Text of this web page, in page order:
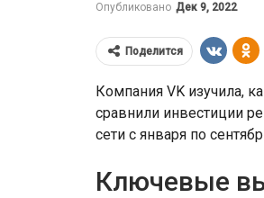
Опубликовано Дек 9, 2022
Поделится
Компания VK изучила,
сравнили инвестиции
сети с января по
Ключевые